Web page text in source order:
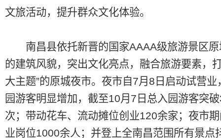
文旅活动，提升群众文化体验。
南昌县依托新晋的国家AAAA级旅游景区原
的建筑风貌，突出文化亮点，融合旅游要素，
大主题”的原城夜市。夜市自7月8日启动试营业
园游客明显增加，截至10月7日总入园游客突
次；带动花车、流动摊位创业120余家；夜市
业岗位1000余人；并登上全南昌范围所有景点